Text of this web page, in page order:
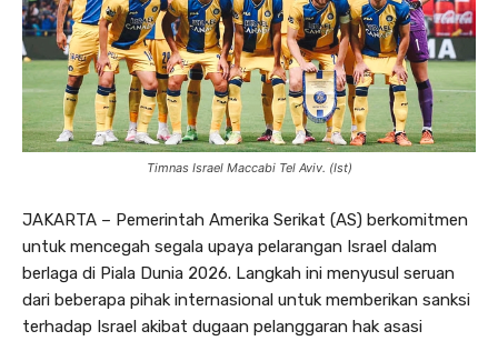
Timnas Israel Maccabi Tel Aviv. (Ist)
JAKARTA – Pemerintah Amerika Serikat (AS) berkomitmen
untuk mencegah segala upaya pelarangan Israel dalam
berlaga di Piala Dunia 2026. Langkah ini menyusul seruan
dari beberapa pihak internasional untuk memberikan sanksi
terhadap Israel akibat dugaan pelanggaran hak asasi